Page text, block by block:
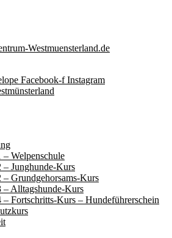
Westmuensterland.de
Facebook-f Instagram
– Welpenschule
– Junghunde-Kurs
– Grundgehorsams-Kurs
– Alltagshunde-Kurs
– Fortschritts-Kurs – Hundeführerschein